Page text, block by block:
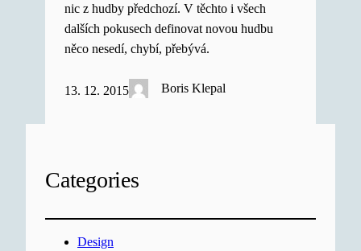
nic z hudby předchozí. V těchto i všech
dalších pokusech definovat novou hudbu
něco nesedí, chybí, přebývá.
13. 12. 2015 Boris Klepal
Categories
Design